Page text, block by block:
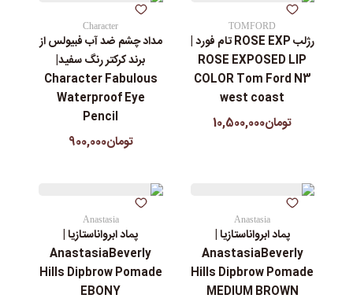
TOMFORD
رژلب ROSE EXP تام فورد |
ROSE EXPOSED LIP
COLOR Tom Ford N3
west coast
تومان10,500,000
Character
مداد چشم ضد آب فبیولس از
برند کرکتر رنگ سفید|
Character Fabulous
Waterproof Eye
Pencil
تومان900,000
Anastasia
پماد ابرواناستازیا |
AnastasiaBeverly
Hills Dipbrow Pomade
MEDIUM BROWN
Anastasia
پماد ابرواناستازیا |
AnastasiaBeverly
Hills Dipbrow Pomade
EBONY